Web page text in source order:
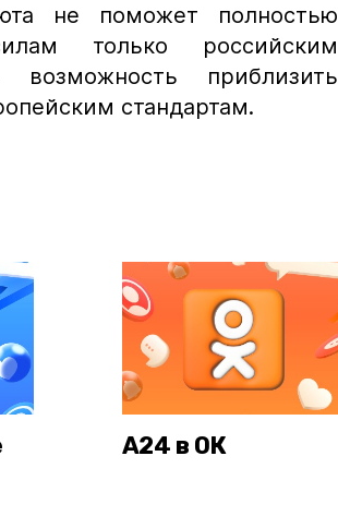
не поможет полностью
только российским
приблизить
стандартам.
А24 в ОК